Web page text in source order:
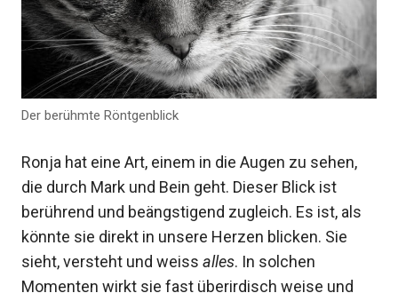
Der berühmte Röntgenblick
Ronja hat eine Art, einem in die Augen zu sehen,
die durch Mark und Bein geht. Dieser Blick ist
berührend und beängstigend zugleich. Es ist, als
könnte sie direkt in unsere Herzen blicken. Sie
sieht, versteht und weiss alles. In solchen
Momenten wirkt sie fast überirdisch weise und